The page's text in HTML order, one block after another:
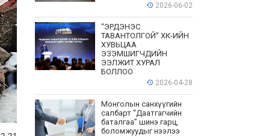
2026-06-02
“ЭРДЭНЭС
ТАВАНТОЛГОЙ” ХК-ИЙН
ХУВЬЦАА
ЭЗЭМШИГЧДИЙН
ЭЭЛЖИТ ХУРАЛ
БОЛЛОО
2026-04-28
Монголын санхүүгийн
салбарт “Даатгагчийн
баталгаа” шинэ гарц,
боломжуудыг нээлээ